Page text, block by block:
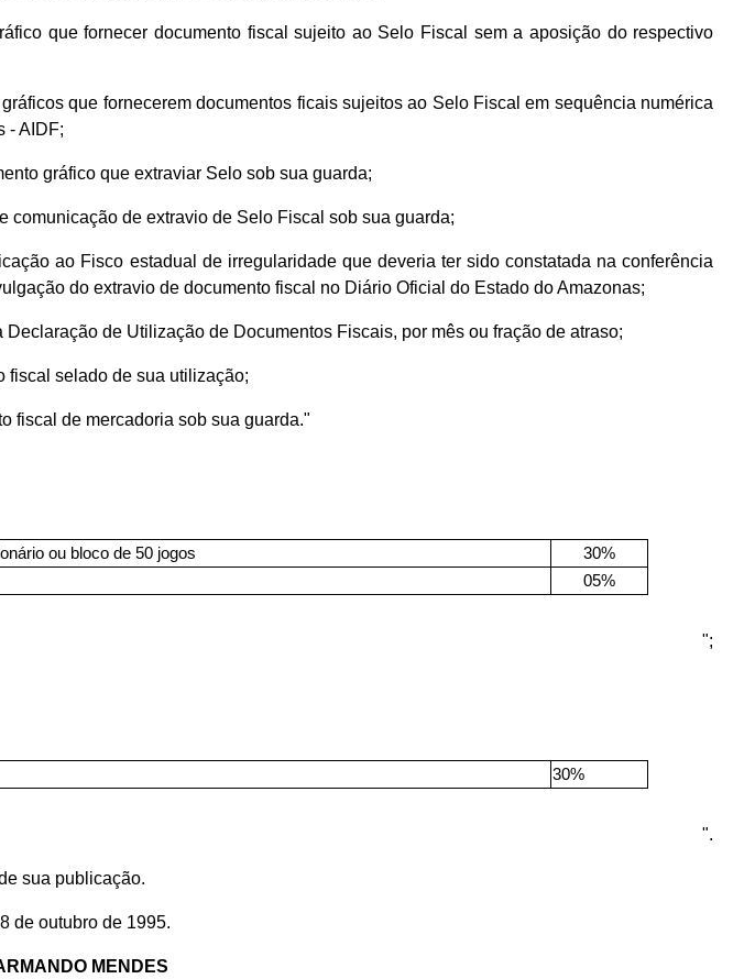
que fornecer documento fiscal sujeito ao Selo Fiscal sem a aposição do respectivo
que fornecerem documentos ficais sujeitos ao Selo Fiscal em sequência numérica
- AIDF;
gráfico que extraviar Selo sob sua guarda;
comunicação de extravio de Selo Fiscal sob sua guarda;
ao Fisco estadual de irregularidade que deveria ter sido constatada na conferência
do extravio de documento fiscal no Diário Oficial do Estado do Amazonas;
de Utilização de Documentos Fiscais, por mês ou fração de atraso;
fiscal selado de sua utilização;
fiscal de mercadoria sob sua guarda."
ou bloco de 50 jogos
30%
05%
";
30%
".
sua publicação.
de outubro de 1995.
MENDES